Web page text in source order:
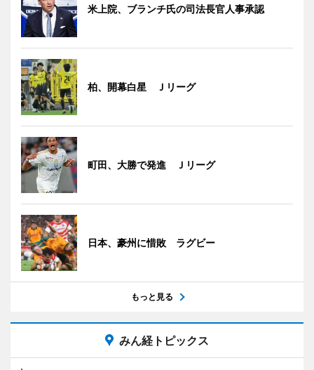
米上院、ブランチ氏の司法長官人事承認
柏、開幕白星 Ｊリーグ
町田、大勝で発進 Ｊリーグ
日本、豪州に惜敗 ラグビー
もっと見る
みん経トピックス